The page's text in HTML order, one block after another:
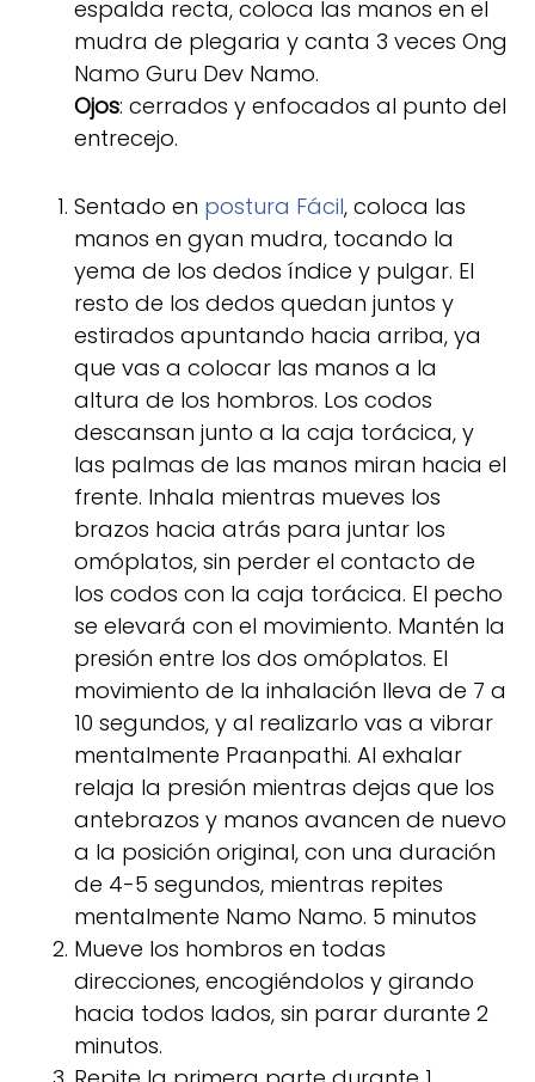
espalda recta, coloca las manos en el
mudra de plegaria y canta 3 veces Ong
Namo Guru Dev Namo.
Ojos: cerrados y enfocados al punto del
entrecejo.
Sentado en postura Fácil, coloca las
manos en gyan mudra, tocando la
yema de los dedos índice y pulgar. El
resto de los dedos quedan juntos y
estirados apuntando hacia arriba, ya
que vas a colocar las manos a la
altura de los hombros. Los codos
descansan junto a la caja torácica, y
las palmas de las manos miran hacia el
frente. Inhala mientras mueves los
brazos hacia atrás para juntar los
omóplatos, sin perder el contacto de
los codos con la caja torácica. El pecho
se elevará con el movimiento. Mantén la
presión entre los dos omóplatos. El
movimiento de la inhalación lleva de 7 a
10 segundos, y al realizarlo vas a vibrar
mentalmente Praanpathi. Al exhalar
relaja la presión mientras dejas que los
antebrazos y manos avancen de nuevo
a la posición original, con una duración
de 4-5 segundos, mientras repites
mentalmente Namo Namo. 5 minutos
Mueve los hombros en todas
direcciones, encogiéndolos y girando
hacia todos lados, sin parar durante 2
minutos.